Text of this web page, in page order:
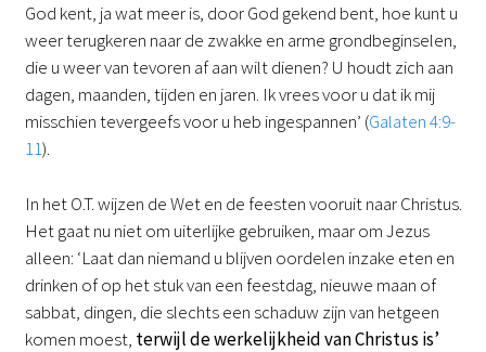
God kent, ja wat meer is, door God gekend bent, hoe kunt u
weer terugkeren naar de zwakke en arme grondbeginselen,
die u weer van tevoren af aan wilt dienen? U houdt zich aan
dagen, maanden, tijden en jaren. Ik vrees voor u dat ik mij
misschien tevergeefs voor u heb ingespannen’ (Galaten 4:9-
11).
In het O.T. wijzen de Wet en de feesten vooruit naar Christus.
Het gaat nu niet om uiterlijke gebruiken, maar om Jezus
alleen: ‘Laat dan niemand u blijven oordelen inzake eten en
drinken of op het stuk van een feestdag, nieuwe maan of
sabbat, dingen, die slechts een schaduw zijn van hetgeen
komen moest, terwijl de werkelijkheid van Christus is’